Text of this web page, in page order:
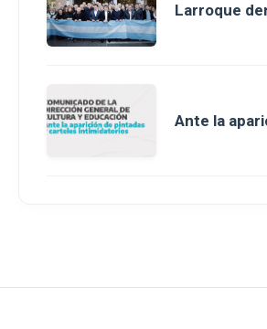
Larroque
Ante la